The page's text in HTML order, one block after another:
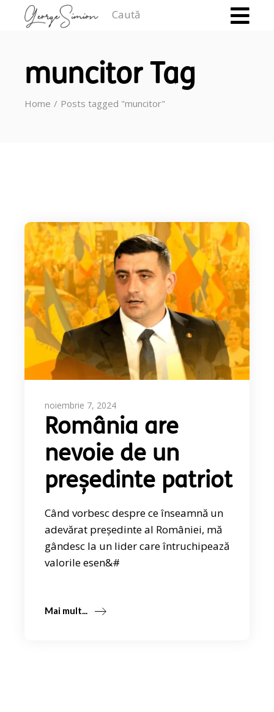
muncitor Tag
Home Posts tagged "muncitor"
noiembrie 7, 2024
România are
nevoie de un
președinte patriot
Când vorbesc despre ce înseamnă un
adevărat președinte al României, mă
gândesc la un lider care întruchipează
valorile esen&#
Mai mult...